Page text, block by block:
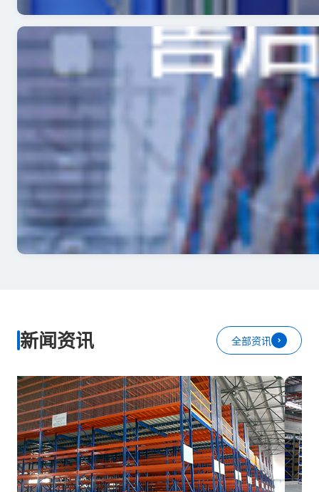
新闻资讯 全部资讯